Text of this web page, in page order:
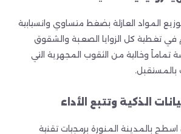
المواد العازلة بضغط متساوي وانسيابية
في تغطية كل الزوايا الصعبة والشقوق
تماماً وخالية من الثقوب المجهرية التي
الذكية وتتبع الأداء
بالمدينة المنورة برمجيات تقنية